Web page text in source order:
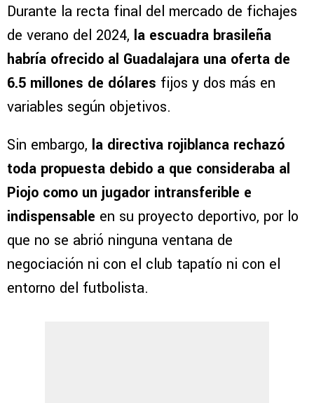
Durante la recta final del mercado de fichajes
de verano del 2024, la escuadra brasileña
habría ofrecido al Guadalajara una oferta de
6.5 millones de dólares fijos y dos más en
variables según objetivos.
Sin embargo, la directiva rojiblanca rechazó
toda propuesta debido a que consideraba al
Piojo como un jugador intransferible e
indispensable en su proyecto deportivo, por lo
que no se abrió ninguna ventana de
negociación ni con el club tapatío ni con el
entorno del futbolista.